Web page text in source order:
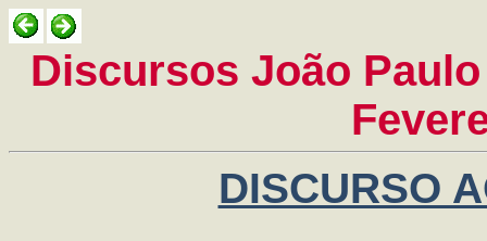
Discursos João
DISCURSO